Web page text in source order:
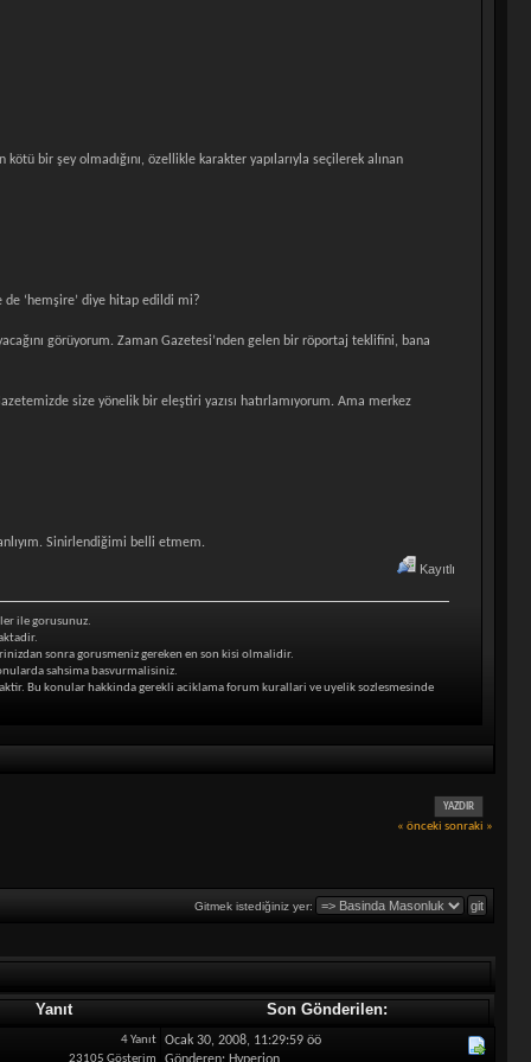
bir şey olmadığını, özellikle karakter yapılarıyla seçilerek alınan
de ‘hemşire’ diye hitap edildi mi?
görüyorum. Zaman Gazetesi’nden gelen bir röportaj teklifini, bana
size yönelik bir eleştiri yazısı hatırlamıyorum. Ama merkez
Sinirlendiğimi belli etmem.
Kayıtlı
ile gorusunuz.
sonra gorusmeniz gereken en son kisi olmalidir.
sahsima basvurmalisiniz.
Bu konular hakkinda gerekli aciklama forum kurallari ve uyelik sozlesmesinde
YAZDIR
« önceki sonraki »
Gitmek istediğiniz yer:
Yanıt Son Gönderilen:
4 Yanıt
23105 Gösterim
Ocak 30, 2008, 11:29:59 öö